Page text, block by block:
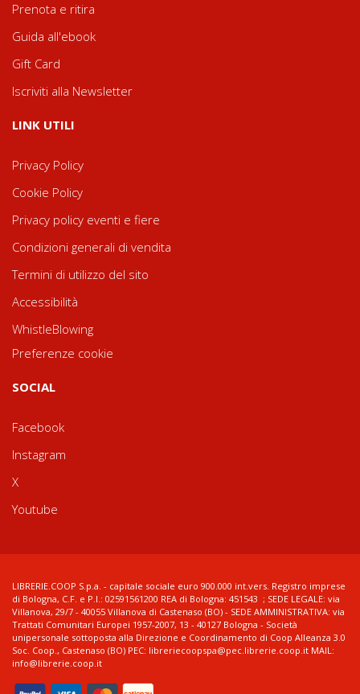
Prenota e ritira
Guida all'ebook
Gift Card
Iscriviti alla Newsletter
LINK UTILI
Privacy Policy
Cookie Policy
Privacy policy eventi e fiere
Condizioni generali di vendita
Termini di utilizzo del sito
Accessibilità
WhistleBlowing
Preferenze cookie
SOCIAL
Facebook
Instagram
X
Youtube
LIBRERIE.COOP S.p.a. - capitale sociale euro 900.000 int.vers. Registro imprese
di Bologna, C.F. e P.I.: 02591561200 REA di Bologna: 451543 ; SEDE LEGALE: via
Villanova, 29/7 - 40055 Villanova di Castenaso (BO) - SEDE AMMINISTRATIVA: via
Trattati Comunitari Europei 1957-2007, 13 - 40127 Bologna - Società
unipersonale sottoposta alla Direzione e Coordinamento di Coop Alleanza 3.0
Soc. Coop., Castenaso (BO) PEC: libreriecoopspa@pec.librerie.coop.it MAIL:
info@librerie.coop.it